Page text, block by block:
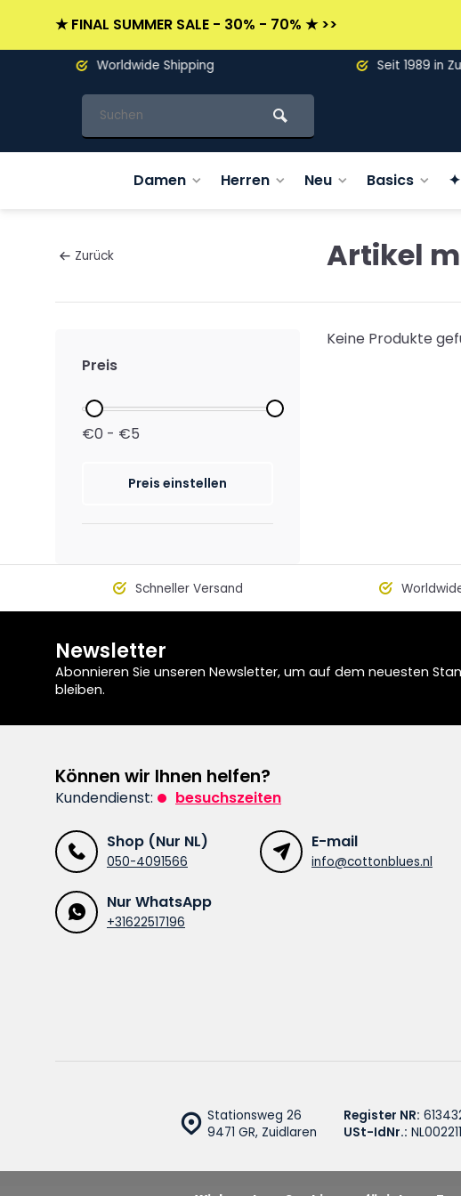
★ FINAL SUMMER SALE - 30% - 70% ★ >>
Worldwide Shipping Seit 1989 in
Damen Herren Neu Basics
Zurück Artikel
Preis
€0 - €5
Preis einstellen
Keine Produkte
Schneller Versand
Newsletter
Abonnieren Sie unseren Newsletter, um auf dem neuesten
bleiben.
Können wir Ihnen helfen?
Kundendienst: besuchszeiten
Shop (Nur NL)
050-4091566
E-mail
info@cottonblues.nl
Nur WhatsApp
+31622517196
Stationsweg 26
9471 GR, Zuidlaren
Register NR:
USt-IdNr.: